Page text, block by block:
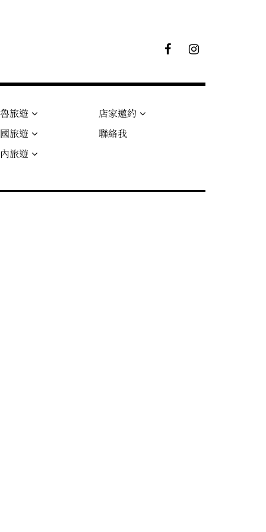
絲
旅遊
旅遊
旅遊
店家邀約
聯絡我